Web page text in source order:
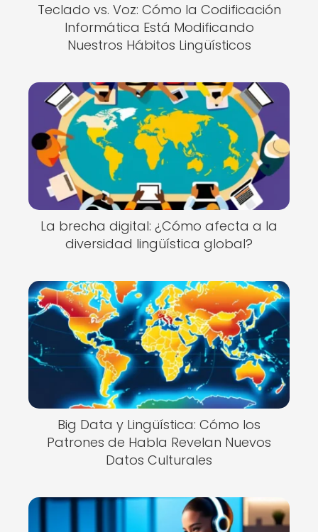
Teclado vs. Voz: Cómo la Codificación
Informática Está Modificando
Nuestros Hábitos Lingüísticos
La brecha digital: ¿Cómo afecta a la
diversidad lingüística global?
Big Data y Lingüística: Cómo los
Patrones de Habla Revelan Nuevos
Datos Culturales